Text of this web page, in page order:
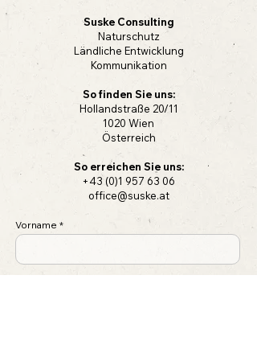
Suske Consulting
Naturschutz
Ländliche Entwicklung
Kommunikation
So finden Sie uns:
Hollandstraße 20/11
1020 Wien
Österreich
So erreichen Sie uns:
+43 (0)1 957 63 06
office@suske.at
Vorname
Nachname